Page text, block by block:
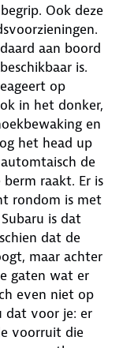
Ook deze
aan boord
is.
op
in het donker,
en
het head up
de
raakt. Er is
rondom is met
is dat
dat de
maar achter
gaten wat er
even niet op
dat voor je: er
voorruit die